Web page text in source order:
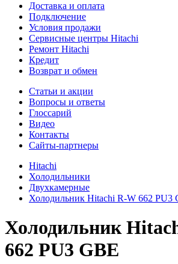
Доставка и оплата
Подключение
Условия продажи
Сервисные центры Hitachi
Ремонт Hitachi
Кредит
Возврат и обмен
Cтатьи и акции
Вопросы и ответы
Глоссарий
Видео
Контакты
Сайты-партнеры
Hitachi
Холодильники
Двухкамерные
Холодильник Hitachi R-W 662 PU3
Холодильник
662 PU3 GBE